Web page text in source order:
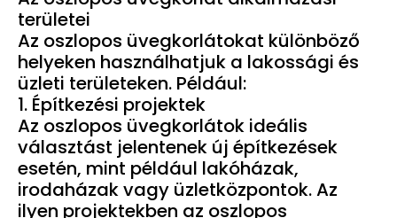
területei
Az oszlopos üvegkorlátokat különböző
helyeken használhatjuk a lakossági és
üzleti területeken. Például:
1. Építkezési projektek
Az oszlopos üvegkorlátok ideális
választást jelentenek új építkezések
esetén, mint például lakóházak,
irodaházak vagy üzletközpontok. Az
ilyen projektekben az oszlopos